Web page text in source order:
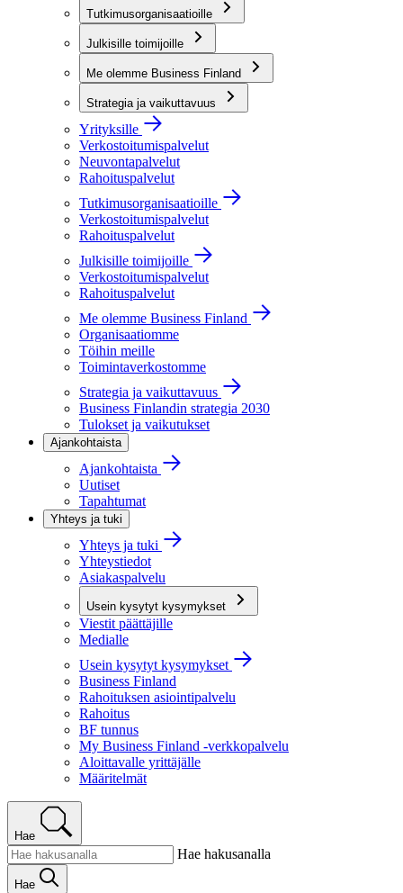
Tutkimusorganisaatioille
Julkisille toimijoille
Me olemme Business Finland
Strategia ja vaikuttavuus
Yrityksille
Verkostoitumispalvelut
Neuvontapalvelut
Rahoituspalvelut
Tutkimusorganisaatioille
Verkostoitumispalvelut
Rahoituspalvelut
Julkisille toimijoille
Verkostoitumispalvelut
Rahoituspalvelut
Me olemme Business Finland
Organisaatiomme
Töihin meille
Toimintaverkostomme
Strategia ja vaikuttavuus
Business Finlandin strategia 2030
Tulokset ja vaikutukset
Ajankohtaista
Ajankohtaista
Uutiset
Tapahtumat
Yhteys ja tuki
Yhteys ja tuki
Yhteystiedot
Asiakaspalvelu
Usein kysytyt kysymykset
Viestit päättäjille
Medialle
Usein kysytyt kysymykset
Business Finland
Rahoituksen asiointipalvelu
Rahoitus
BF tunnus
My Business Finland -verkkopalvelu
Aloittavalle yrittäjälle
Määritelmät
Hae
Hae hakusanalla
Hae